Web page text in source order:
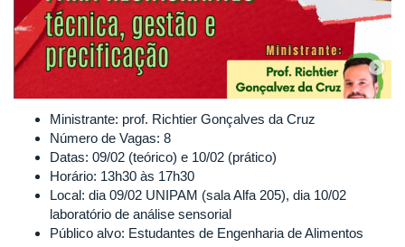
Ministrante: prof. Richtier Gonçalves da Cruz
Número de Vagas: 8
Datas: 09/02 (teórico) e 10/02 (prático)
Horário: 13h30 às 17h30
Local: dia 09/02 UNIPAM (sala Alfa 205), dia 10/02
laboratório de análise sensorial
Público alvo: Estudantes de Engenharia de Alimentos